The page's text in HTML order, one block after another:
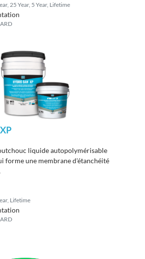
25 Year, 5 Year, Lifetime
liquide autopolymérisable
forme une membrane d'étanchéité
Lifetime